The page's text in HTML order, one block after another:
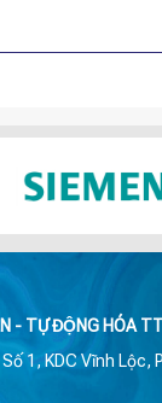
- TỰ ĐỘNG HÓA
1, KDC Vĩnh Lộc,